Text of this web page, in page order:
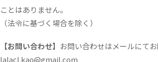
ことはありません。
（法令に基づく場合を除く）
【お問い合わせ】 お問い合わせはメールにてお
lalacl.kao@gmail.com